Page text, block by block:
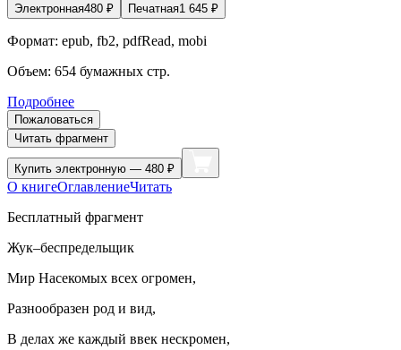
Электронная480 ₽ Печатная1 645 ₽
Формат: epub, fb2, pdfRead, mobi
Объем: 654 бумажных стр.
Подробнее
Пожаловаться
Читать фрагмент
Купить электронную — 480 ₽
О книгеОглавлениеЧитать
Бесплатный фрагмент
Жук‒беспредельщик
Мир Насекомых всех огромен,
Разнообразен род и вид,
В делах же каждый ввек нескромен,